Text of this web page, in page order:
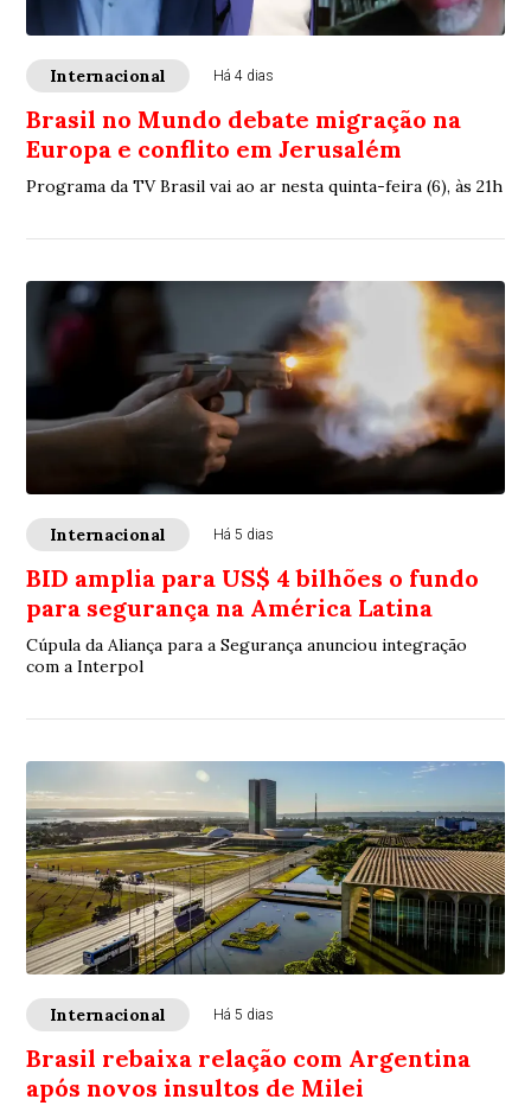
Internacional Há 4 dias
Brasil no Mundo debate migração na
Europa e conflito em Jerusalém
Programa da TV Brasil vai ao ar nesta quinta-feira (6), às 21h
Internacional Há 5 dias
BID amplia para US$ 4 bilhões o fundo
para segurança na América Latina
Cúpula da Aliança para a Segurança anunciou integração
com a Interpol
Internacional Há 5 dias
Brasil rebaixa relação com Argentina
após novos insultos de Milei